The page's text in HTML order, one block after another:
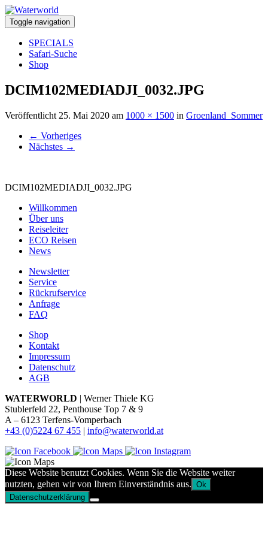
Toggle navigation
SPECIALS
Safari-Suche
Shop
DCIM102MEDIADJI_0032.JPG
Veröffentlicht 25. Mai 2020 am 1000 × 1500 in Groenland_Sommer
← Vorheriges
Nächstes →
DCIM102MEDIADJI_0032.JPG
Willkommen
Über uns
Reiseleiter
ECO Reisen
News
Newsletter
Service
Rückrufservice
Anfrage
FAQ
Shop
Kontakt
Impressum
Datenschutz
AGB
WATERWORLD | Werner Thiele KG
Stublerfeld 22, Penthouse Top 7 & 9
A – 6123 Terfens-Vomperbach
+43 (0)5224 67 455 | info@waterworld.at
Diese Website benutzt Cookies. Wenn Sie die Website weiter
nutzten, gehen wir von Ihrem Einverständnis aus. Ok
Datenschutzerklärung